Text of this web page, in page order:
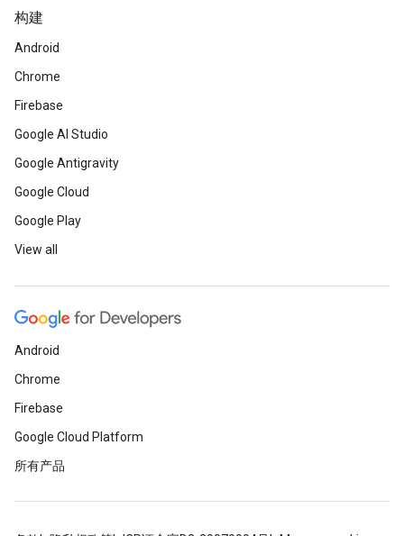
构建
Android
Chrome
Firebase
Google AI Studio
Google Antigravity
Google Cloud
Google Play
View all
Android
Chrome
Firebase
Google Cloud Platform
所有产品